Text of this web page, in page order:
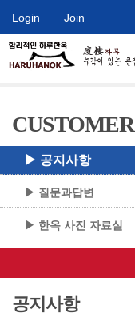
Login Join
CUSTOMER
▶ 공지사항
▶ 질문과답변
▶ 한옥 사진 자료실
공지사항